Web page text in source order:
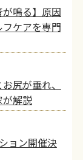
が鳴る】原因
ケアを専門
尻が垂れ、
が解説
ョン開催決